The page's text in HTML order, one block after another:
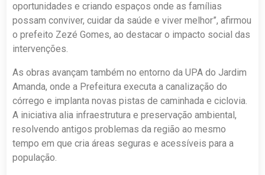
oportunidades e criando espaços onde as famílias
possam conviver, cuidar da saúde e viver melhor”, afirmou
o prefeito Zezé Gomes, ao destacar o impacto social das
intervenções.
As obras avançam também no entorno da UPA do Jardim
Amanda, onde a Prefeitura executa a canalização do
córrego e implanta novas pistas de caminhada e ciclovia.
A iniciativa alia infraestrutura e preservação ambiental,
resolvendo antigos problemas da região ao mesmo
tempo em que cria áreas seguras e acessíveis para a
população.